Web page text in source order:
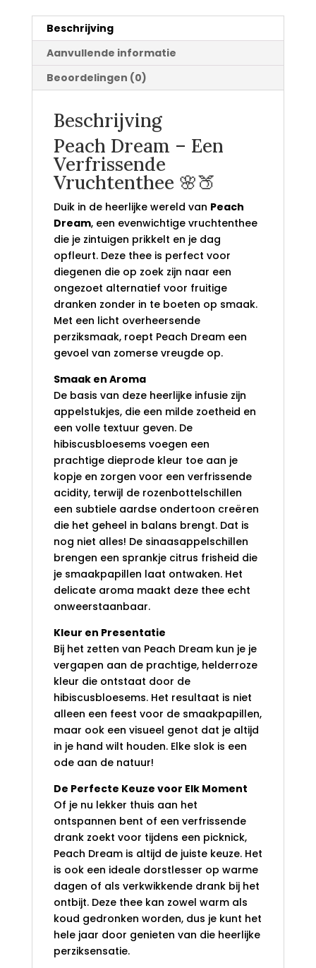
Beschrijving
Aanvullende informatie
Beoordelingen (0)
Beschrijving
Peach Dream – Een
Verfrissende
Vruchtenthee 🌸🍑
Duik in de heerlijke wereld van Peach
Dream, een evenwichtige vruchtenthee
die je zintuigen prikkelt en je dag
opfleurt. Deze thee is perfect voor
diegenen die op zoek zijn naar een
ongezoet alternatief voor fruitige
dranken zonder in te boeten op smaak.
Met een licht overheersende
perziksmaak, roept Peach Dream een
gevoel van zomerse vreugde op.
Smaak en Aroma
De basis van deze heerlijke infusie zijn
appelstukjes, die een milde zoetheid en
een volle textuur geven. De
hibiscusbloesems voegen een
prachtige dieprode kleur toe aan je
kopje en zorgen voor een verfrissende
acidity, terwijl de rozenbottelschillen
een subtiele aardse ondertoon creëren
die het geheel in balans brengt. Dat is
nog niet alles! De sinaasappelschillen
brengen een sprankje citrus frisheid die
je smaakpapillen laat ontwaken. Het
delicate aroma maakt deze thee echt
onweerstaanbaar.
Kleur en Presentatie
Bij het zetten van Peach Dream kun je je
vergapen aan de prachtige, helderroze
kleur die ontstaat door de
hibiscusbloesems. Het resultaat is niet
alleen een feest voor de smaakpapillen,
maar ook een visueel genot dat je altijd
in je hand wilt houden. Elke slok is een
ode aan de natuur!
De Perfecte Keuze voor Elk Moment
Of je nu lekker thuis aan het
ontspannen bent of een verfrissende
drank zoekt voor tijdens een picknick,
Peach Dream is altijd de juiste keuze. Het
is ook een ideale dorstlesser op warme
dagen of als verkwikkende drank bij het
ontbijt. Deze thee kan zowel warm als
koud gedronken worden, dus je kunt het
hele jaar door genieten van die heerlijke
perziksensatie.